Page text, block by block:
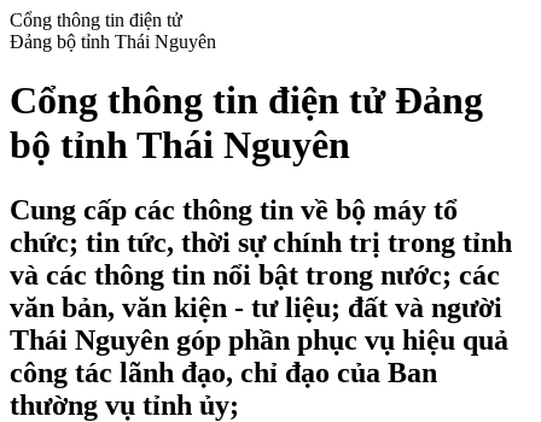
Cổng thông tin điện tử
Đảng bộ tỉnh Thái Nguyên
Cổng thông tin điện tử Đảng
bộ tỉnh Thái Nguyên
Cung cấp các thông tin về bộ máy tổ
chức; tin tức, thời sự chính trị trong tỉnh
và các thông tin nổi bật trong nước; các
văn bản, văn kiện - tư liệu; đất và người
Thái Nguyên góp phần phục vụ hiệu quả
công tác lãnh đạo, chỉ đạo của Ban
thường vụ tỉnh ủy;